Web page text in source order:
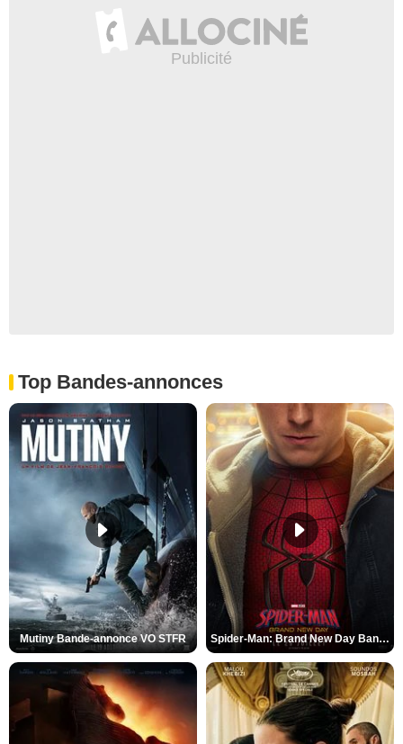
Top Bandes-annonces
Mutiny Bande-annonce VO STFR Spider-Man: Brand New Day Bande-annonce VO STFR